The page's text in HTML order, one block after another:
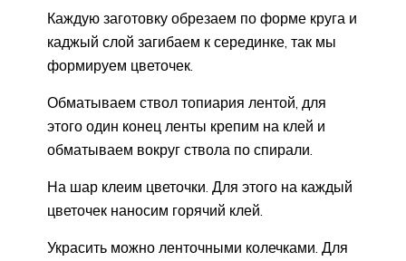
Каждую заготовку обрезаем по форме круга и
каджый слой загибаем к серединке, так мы
формируем цветочек.
Обматываем ствол топиария лентой, для
этого один конец ленты крепим на клей и
обматываем вокруг ствола по спирали.
На шар клеим цветочки. Для этого на каждый
цветочек наносим горячий клей.
Украсить можно ленточными колечками. Для